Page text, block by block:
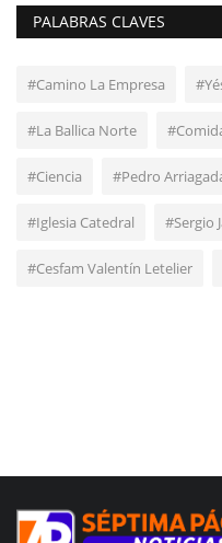
PALABRAS CLAVES
#Camino La Empresa
#La Ballica Norte
#Ciencia #Pedro
#Iglesia Catedral #Sergio
#Cesfam Valentín Letelier